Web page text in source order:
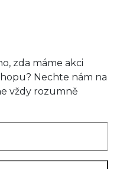
zda máme akci
Nechte nám na
vždy rozumně